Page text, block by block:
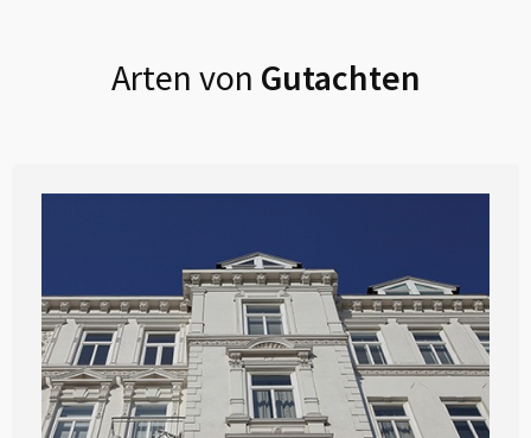
Arten von Gutachten